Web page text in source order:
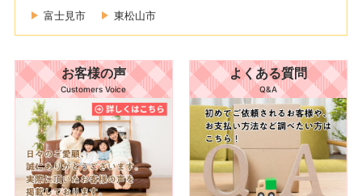
富士見市
東松山市
お客様の声
Customers Voice
よくある質問
Q&A